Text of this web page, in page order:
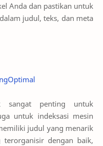
Anda dan pastikan untuk
judul, teks, dan meta
sangat penting untuk
untuk indeksasi mesin
judul yang menarik
dengan baik,